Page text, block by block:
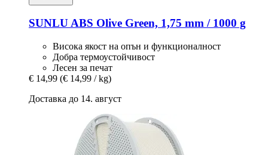
SUNLU ABS Olive Green, 1,75 mm / 1000 g
Висока якост на опън и функционалност
Добра термоустойчивост
Лесен за печат
€ 14,99 (€ 14,99 / kg)
Доставка до 14. август